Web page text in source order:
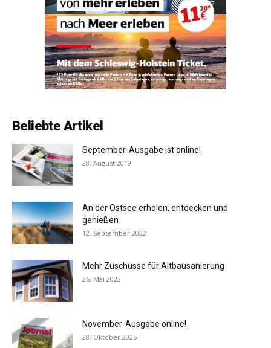
Beliebte Artikel
September-Ausgabe ist online!
28. August 2019
An der Ostsee erholen, entdecken und
genießen
12. September 2022
Mehr Zuschüsse für Altbausanierung
26. Mai 2023
November-Ausgabe online!
28. Oktober 2025